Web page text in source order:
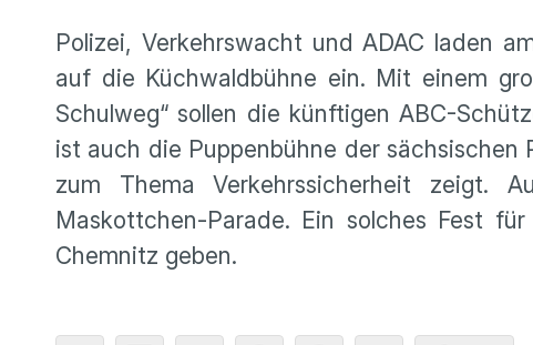
Polizei, Verkehrswacht und ADAC laden
auf die Küchwaldbühne ein. Mit einem
Schulweg“ sollen die künftigen ABC-
ist auch die Puppenbühne der
zum Thema Verkehrssicherheit zeigt.
Maskottchen-Parade. Ein solches Fest
Chemnitz geben.